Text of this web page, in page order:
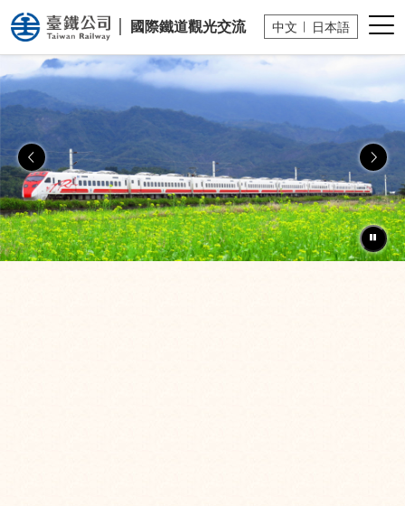
國營臺灣鐵路股份有限公司
國際鐵道觀光交流 中文 日本語 小版
上一張幻燈片 下一
暫停